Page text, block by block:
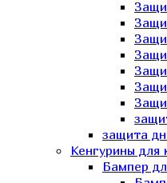
защита
Кенгурины для
Бампер